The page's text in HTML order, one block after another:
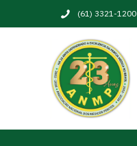
(61) 3321-1200